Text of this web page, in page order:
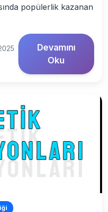
popülerlik kazanan
Devamını
Oku